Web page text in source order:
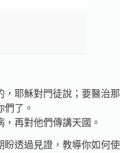
，耶穌對門徒說；要醫治那
們了。
再對他們傳講天國。
盼透過見證，教導你如何使